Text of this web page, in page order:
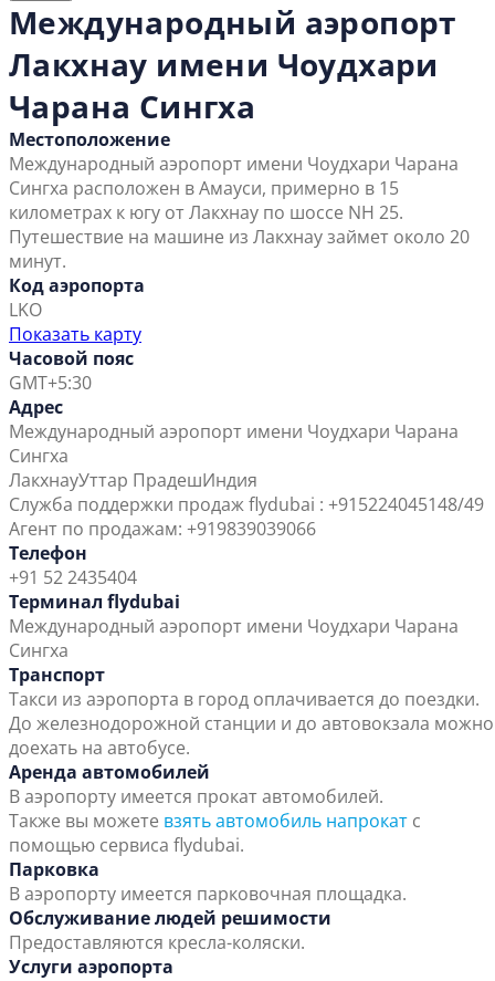
Международный аэропорт
Лакхнау имени Чоудхари
Чарана Сингха
Местоположение
Международный аэропорт имени Чоудхари Чарана
Сингха расположен в Амауси, примерно в 15
километрах к югу от Лакхнау по шоссе NH 25.
Путешествие на машине из Лакхнау займет около 20
минут.
Код аэропорта
LKO
Показать карту
Часовой пояс
GMT+5:30
Адрес
Международный аэропорт имени Чоудхари Чарана
Сингха
ЛакхнауУттар ПрадешИндия
Служба поддержки продаж flydubai : +915224045148/49
Агент по продажам: +919839039066
Телефон
+91 52 2435404
Терминал flydubai
Международный аэропорт имени Чоудхари Чарана
Сингха
Транспорт
Такси из аэропорта в город оплачивается до поездки.
До железнодорожной станции и до автовокзала можно
доехать на автобусе.
Аренда автомобилей
В аэропорту имеется прокат автомобилей.
Также вы можете взять автомобиль напрокат с
помощью сервиса flydubai.
Парковка
В аэропорту имеется парковочная площадка.
Обслуживание людей решимости
Предоставляются кресла-коляски.
Услуги аэропорта